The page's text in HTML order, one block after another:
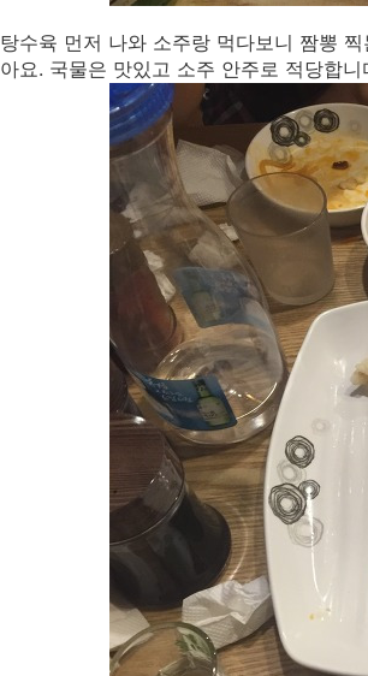
탕수육 먼저 나와 소주랑 먹다보니 짬뽕
아요. 국물은 맛있고 소주 안주로 적당합니